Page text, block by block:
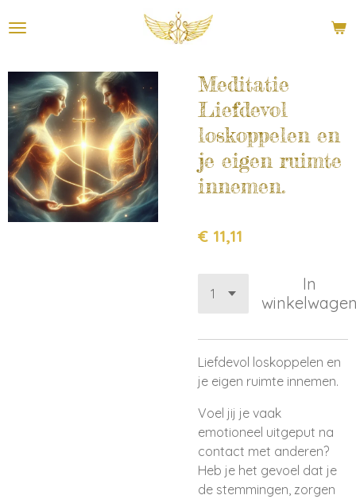
direct
de
hoofdinhoud
Meditatie
Liefdevol
loskoppelen en
je eigen ruimte
innemen.
€ 11,11
In
Liefdevol loskoppelen en
je eigen ruimte innemen.
Voel jij je vaak
emotioneel uitgeput na
contact met anderen?
Heb je het gevoel dat je
de stemmingen, zorgen